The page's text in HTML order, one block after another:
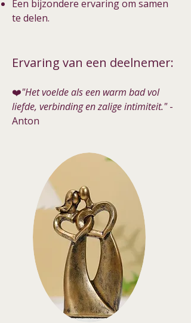
Een bijzondere ervaring om samen
te delen.
Ervaring van een deelnemer:
❤️"Het voelde als een warm bad vol
liefde, verbinding en zalige intimiteit."-
Anton